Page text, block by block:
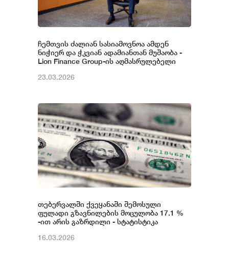
ჩემთვის ძალიან სასიამოვნოა ამდენ
ნიჭიერ და ჭკვიან ადამიანთან მუშაობა -
Lion Finance Group-ის აღმასრულებელი
23.03.2026
თებერვალში ქვეყანაში შემოსული
ფულადი გზავნილების მოცულობა 17.1 %
-ით არის გაზრდილი - სტატისტიკა
16.03.2026